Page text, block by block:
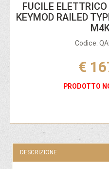
FUCILE
KEYMOD RAILED
Codice:
€
PRODOTTO
DESCRIZIONE